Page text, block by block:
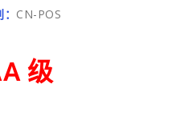
CN-POS
级